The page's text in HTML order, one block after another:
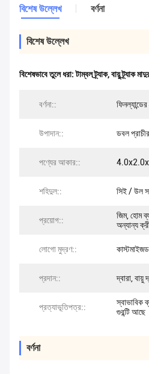
বিশেষ উল্লেখ বর্ণনা
বিশেষ উল্লেখ
বিশেষভাবে তুলে ধরা:টাম্বল ট্র্যাক,বায়ু ট্র্যাক
বর্ণনা::
উপাদান:: ডবল
পণ্যের আকার::
শহিদুল:: সিই / উল
প্রয়োগ::
জিম, হোম
অন্যান্য
লোগো মুদ্রণ::
প্রদান:: দ্বারা, বায়ু
প্রত্যাভূতিপত্র::
স্বাভাবিক
গুরন্টি আছে
বর্ণনা